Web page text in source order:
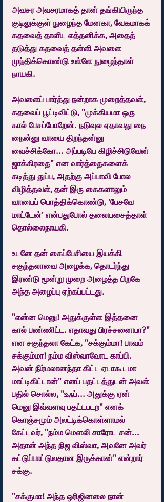
அவசர அவசரமாகத் தான் தங்கியிருந்த
குடிலுக்குள் நுழைந்த மேனகா, வேகமாகக்
கதவைத் தாளிட எத்தனிக்க, அதைத்
தடுத்து கதவைத் தள்ளி அவளை
முந்திக்கொண்டு உள்ளே நுழைந்தாள்
நாயகி.
அவளைப் பார்த்து நன்றாக முறைத்தவள்,
கதவைப் பூட்டிவிட்டு, "முக்கியமா ஒரு
கால் பேசப்போறேன். நடுவுல ஏதாவது நை
நைன்னு வாயை திறந்தன்னு
வைச்சிக்கோ... அப்படியே கிழிச்சிடுவேன்
ஜாக்கிரதை" என வார்த்தைகளைக்
கடித்து துப்ப, அதற்கு அப்பாவி போல
விழித்தவள், தன் இரு கைகளாலும்
வாயைப் பொத்திக்கொண்டு, 'பேசவே
மாட்டேன்' என்பதுபோல் தலையசைத்தாள்
தொல்லைநாயகி.
உடனே தன் கைப்பேசியை இயக்கி
சகுந்தலாவை அழைக்க, தொடர்ந்து
இரண்டு மூன்று முறை அழைத்த பிறகே
அந்த அழைப்பு ஏற்கப்பட்டது.
"என்ன மெனு! அதுக்குள்ள இத்தனை
கால் பண்ணிட்ட. எதாவது பிரச்சனையா?"
என சகுந்தலா கேட்க, "சக்கும்மா! பாவம்
சக்கும்மா! நம்ம விஸ்வாவோட காப்பி.
அவன் நிர்மலானந்தா கிட்ட ஏடாகூடமா
மாட்டிகிட்டான்" எனப் பதட்டத்துடன் அவள்
பதில் சொல்ல, "உஃப்... அதுக்கு ஏன்
மெனு இவ்வளவு பதட்டபடற" எனக்
கொஞ்சமும் அலட்டிக்கொள்ளாமல்
கேட்டவர், "நம்ம மௌலி சாரோட சன்...
அதான் அந்த நிஜ விஸ்வா, அவனே அவர்
கட்டுப்பாட்டுலதான இருக்கான்" என்றார்
சக்கு.
"சக்குமா! அந்த ஒரிஜினலை நான்